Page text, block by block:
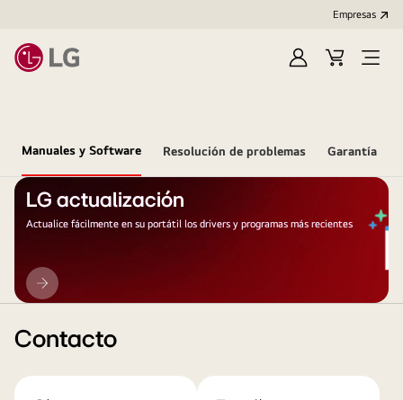
Empresas
IniciarCarritoOpen
Manuales y Software Resolución de problemas Garantía
LG actualización
Actualice fácilmente en su portátil los drivers y programas más recientes
LG
actualización
Contacto